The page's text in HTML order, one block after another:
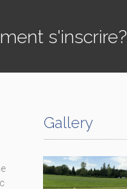
s'inscrire?
Gallery